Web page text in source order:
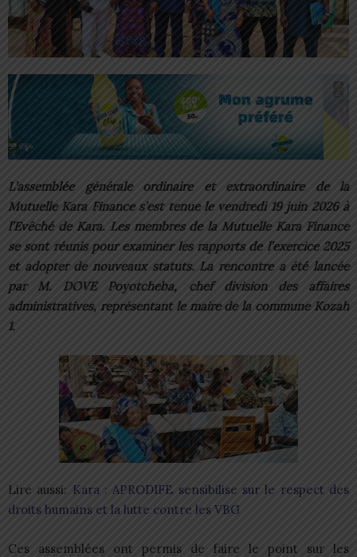
L’assemblée générale ordinaire et extraordinaire de la
Mutuelle Kara Finance s’est tenue le vendredi 19 juin 2026 à
l’Evêché de Kara. Les membres de la Mutuelle Kara Finance
se sont réunis pour examiner les rapports de l’exercice 2025
et adopter de nouveaux statuts. La rencontre a été lancée
par M. DOVE Poyotcheba, chef division des affaires
administratives, représentant le maire de la commune Kozah
1.
Lire aussi: Kara : APRODIFE sensibilise sur le respect des
droits humains et la lutte contre les VBG
Ces assemblées ont permis de faire le point sur les